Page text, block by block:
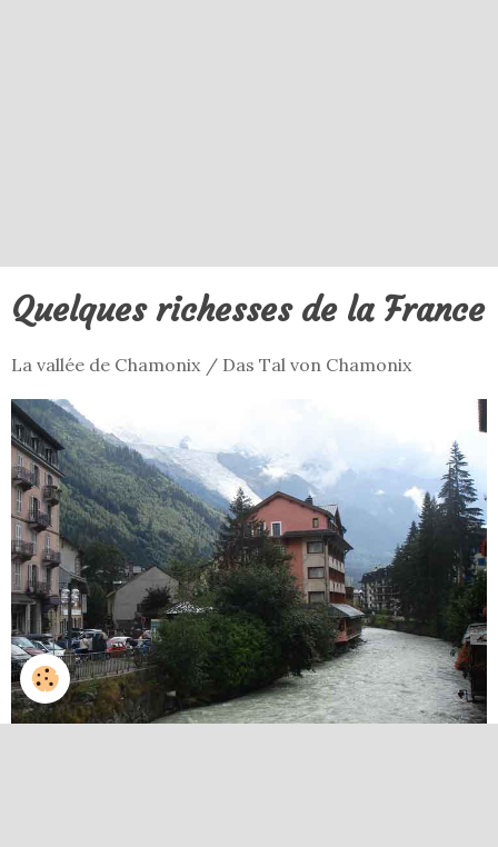
Quelques richesses de la France
La vallée de Chamonix / Das Tal von Chamonix